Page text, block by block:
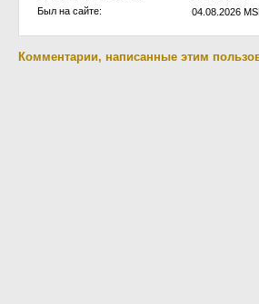
Был на сайте:
04.08.2026
Комментарии, написанные этим